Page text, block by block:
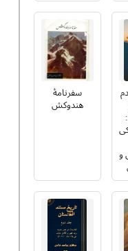
و
سفرنامۀ
هندوکش